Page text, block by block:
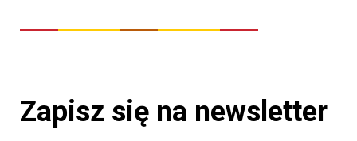
Zapisz się na newsletter